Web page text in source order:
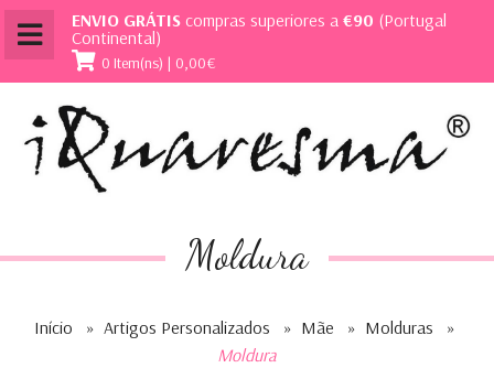
ENVIO GRÁTIS compras superiores a €90 (Portugal
Continental)
0 Item(ns) | 0,00€
Moldura
Início » Artigos Personalizados » Mãe » Molduras
»
Moldura